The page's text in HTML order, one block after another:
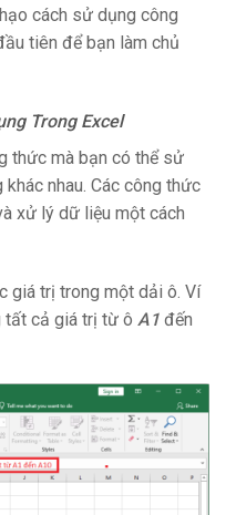
cách sử dụng công
tiên để bạn làm chủ
Trong Excel
thức mà bạn có thể sử
nhau. Các công thức
xử lý dữ liệu một cách
giá trị trong một dải ô. Ví
tất cả giá trị từ ô A1đến